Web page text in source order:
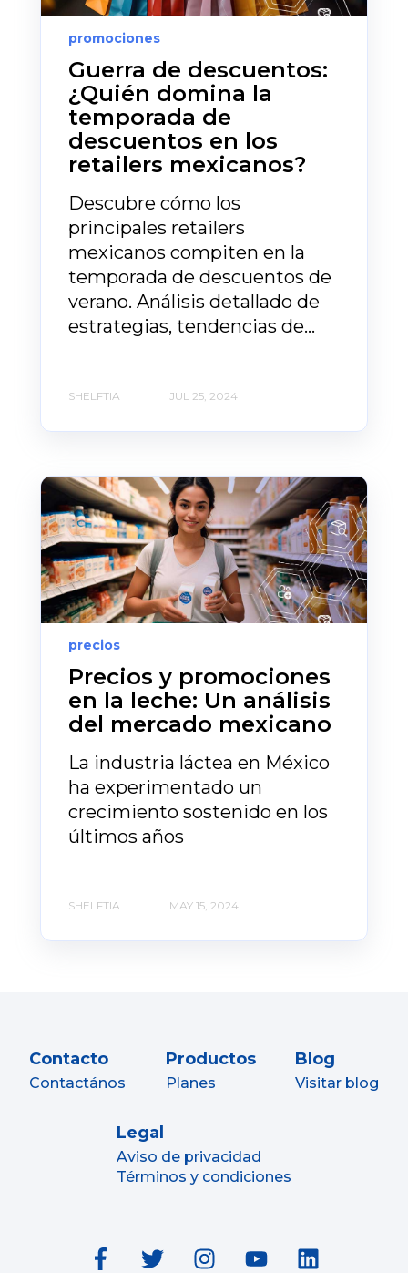
promociones
Guerra de descuentos:
¿Quién domina la
temporada de
descuentos en los
retailers mexicanos?
Descubre cómo los
principales retailers
mexicanos compiten en la
temporada de descuentos de
verano. Análisis detallado de
estrategias, tendencias de...
SHELFTIA JUL 25, 2024
precios
Precios y promociones
en la leche: Un análisis
del mercado mexicano
La industria láctea en México
ha experimentado un
crecimiento sostenido en los
últimos años
SHELFTIA MAY 15, 2024
Contacto
Contactános
Productos
Planes
Blog
Visitar blog
Legal
Aviso de privacidad
Términos y condiciones